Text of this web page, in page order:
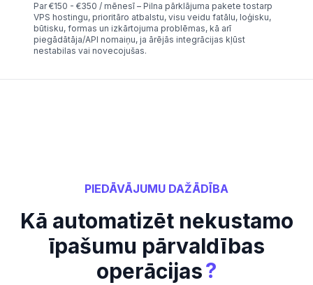
Par €150 - €350 / mēnesī – Pilna pārklājuma pakete tostarp
VPS hostingu, prioritāro atbalstu, visu veidu fatālu, loģisku,
būtisku, formas un izkārtojuma problēmas, kā arī
piegādātāja/API nomaiņu, ja ārējās integrācijas kļūst
nestabilas vai novecojušas.
PIEDĀVĀJUMU DAŽĀDĪBA
Kā automatizēt nekustamo
īpašumu pārvaldības
operācijas?